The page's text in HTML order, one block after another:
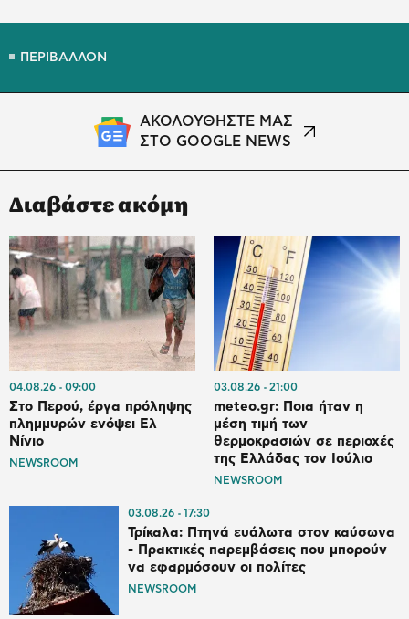
ΠΕΡΙΒΑΛΛΟΝ
ΑΚΟΛΟΥΘΗΣΤΕ ΜΑΣ
ΣΤΟ GOOGLE NEWS
Διαβάστε ακόμη
04.08.26 09:00
Στο Περού, έργα πρόληψης
πλημμυρών ενόψει Ελ
Νίνιο
NEWSROOM
03.08.26 21:00
meteo.gr: Ποια ήταν η
μέση τιμή των
θερμοκρασιών σε περιοχές
της Ελλάδας τον Ιούλιο
NEWSROOM
03.08.26 17:30
Τρίκαλα: Πτηνά ευάλωτα στον καύσωνα
- Πρακτικές παρεμβάσεις που μπορούν
να εφαρμόσουν οι πολίτες
NEWSROOM